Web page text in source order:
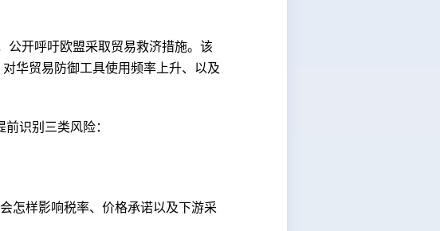
开呼吁欧盟采取贸易救济措施。该
华贸易防御工具使用频率上升、以及
识别三类风险：
怎样影响税率、价格承诺以及下游采